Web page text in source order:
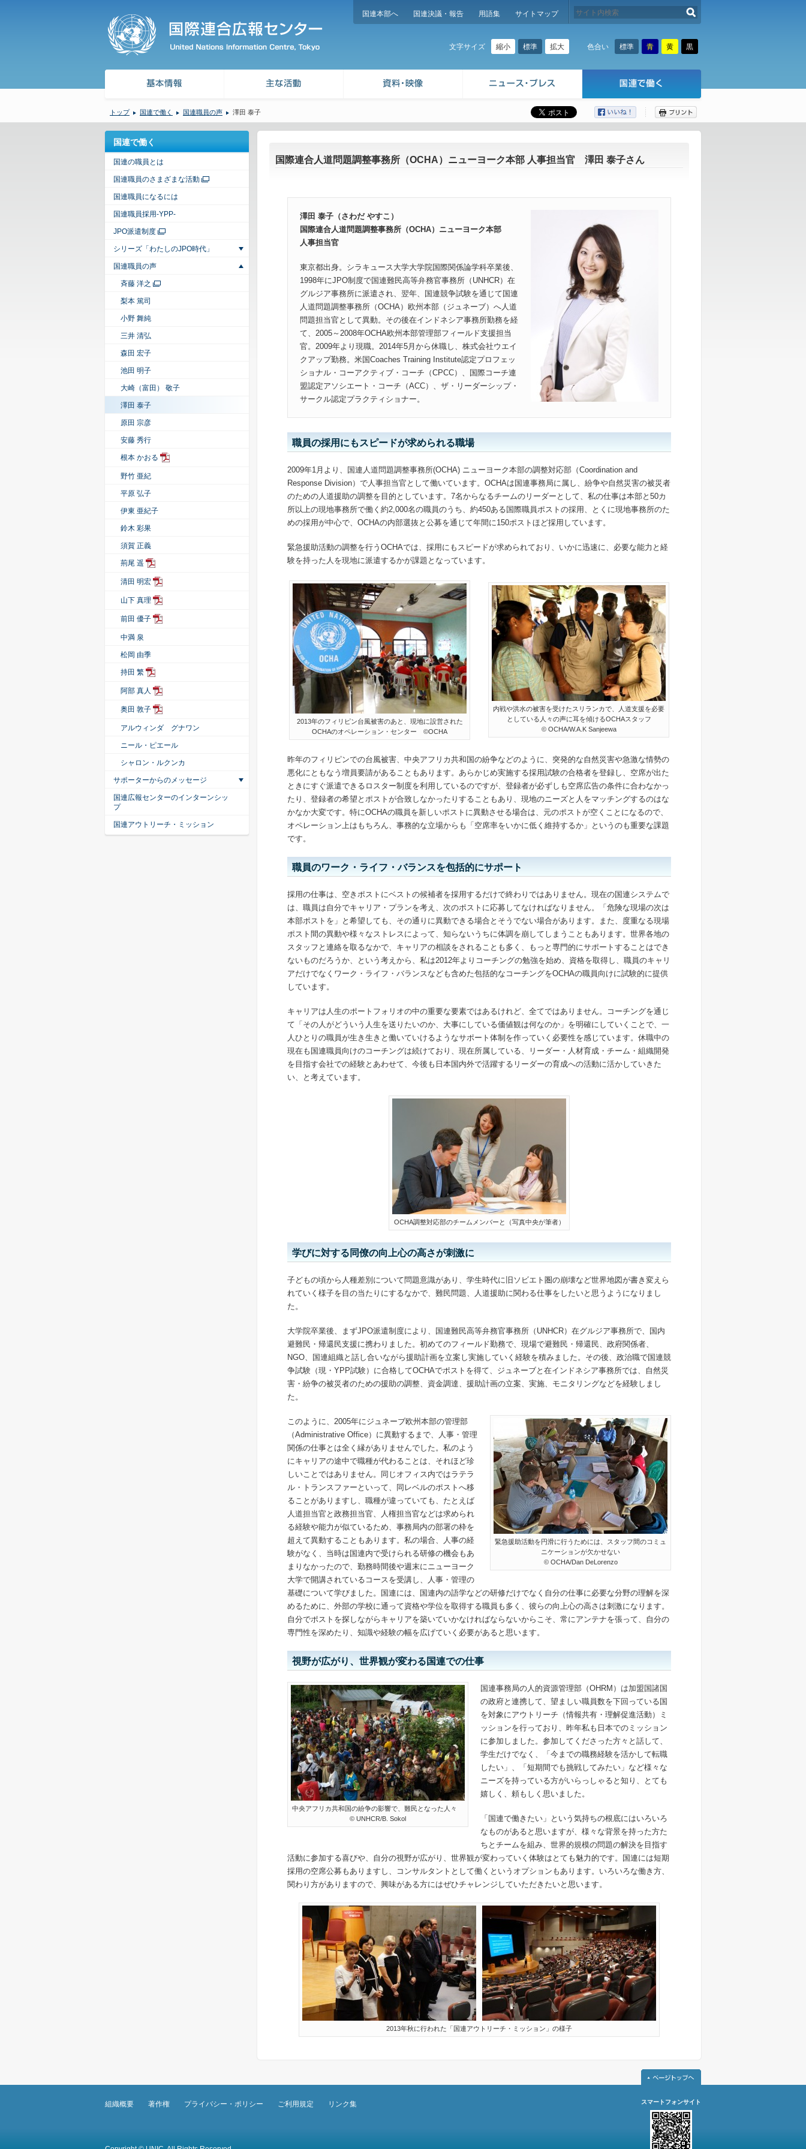
国連本部へ 国連決議・報告 用語集 サイトマップ
文字サイズ 縮小 標準 拡大 色合い 標準 青 黄 黒
トップ 国連で働く 国連職員の声 澤田 泰子
国際連合人道問題調整事務所（OCHA）ニューヨーク本部 人事担当官 澤田 泰子さん
澤田 泰子（さわだ やすこ）
国際連合人道問題調整事務所（OCHA）ニューヨーク本部
人事担当官
東京都出身。シラキュース大学大学院国際関係論学科卒業後、
1998年にJPO制度で国連難民高等弁務官事務所（UNHCR）在
グルジア事務所に派遣され、翌年、国連競争試験を通じて国連
人道問題調整事務所（OCHA）欧州本部（ジュネーブ）へ人道
問題担当官として異動。その後在インドネシア事務所勤務を経
て、2005～2008年OCHA欧州本部管理部フィールド支援担当
官。2009年より現職。2014年5月から休職し、株式会社ウエイ
クアップ勤務。米国Coaches Training Institute認定プロフェッ
ショナル・コーアクティブ・コーチ（CPCC）、国際コーチ連
盟認定アソシエート・コーチ（ACC）、ザ・リーダーシップ・
サークル認定プラクティショナー。
職員の採用にもスピードが求められる職場
2009年1月より、国連人道問題調整事務所(OCHA) ニューヨーク本部の調整対応部（Coordination and
Response Division）で人事担当官として働いています。OCHAは国連事務局に属し、紛争や自然災害の被災者
のための人道援助の調整を目的としています。7名からなるチームのリーダーとして、私の仕事は本部と50カ
所以上の現地事務所で働く約2,000名の職員のうち、約450ある国際職員ポストの採用、とくに現地事務所のた
めの採用が中心で、OCHAの内部選抜と公募を通じて年間に150ポストほど採用しています。
緊急援助活動の調整を行うOCHAでは、採用にもスピードが求められており、いかに迅速に、必要な能力と経
験を持った人を現地に派遣するかが課題となっています。
2013年のフィリピン台風被害のあと、現地に設営された
OCHAのオペレーション・センター ©OCHA
内戦や洪水の被害を受けたスリランカで、人道支援を必要
としている人々の声に耳を傾けるOCHAスタッフ
© OCHA/W.A.K Sanjeewa
昨年のフィリピンでの台風被害、中央アフリカ共和国の紛争などのように、突発的な自然災害や急激な情勢の
悪化にともなう増員要請があることもあります。あらかじめ実施する採用試験の合格者を登録し、空席が出た
ときにすぐ派遣できるロスター制度を利用しているのですが、登録者が必ずしも空席広告の条件に合わなかっ
たり、登録者の希望とポストが合致しなかったりすることもあり、現地のニーズと人をマッチングするのはな
かなか大変です。特にOCHAの職員を新しいポストに異動させる場合は、元のポストが空くことになるので、
オペレーション上はもちろん、事務的な立場からも「空席率をいかに低く維持するか」というのも重要な課題
です。
職員のワーク・ライフ・バランスを包括的にサポート
採用の仕事は、空きポストにベストの候補者を採用するだけで終わりではありません。現在の国連システムで
は、職員は自分でキャリア・プランを考え、次のポストに応募してなければなりません。「危険な現場の次は
本部ポストを」と希望しても、その通りに異動できる場合とそうでない場合があります。また、度重なる現場
ポスト間の異動や様々なストレスによって、知らないうちに体調を崩してしまうこともあります。世界各地の
スタッフと連絡を取るなかで、キャリアの相談をされることも多く、もっと専門的にサポートすることはでき
ないものだろうか、という考えから、私は2012年よりコーチングの勉強を始め、資格を取得し、職員のキャリ
アだけでなくワーク・ライフ・バランスなども含めた包括的なコーチングをOCHAの職員向けに試験的に提供
しています。
キャリアは人生のポートフォリオの中の重要な要素ではあるけれど、全てではありません。コーチングを通じ
て「その人がどういう人生を送りたいのか、大事にしている価値観は何なのか」を明確にしていくことで、一
人ひとりの職員が生き生きと働いていけるようなサポート体制を作っていく必要性を感じています。休職中の
現在も国連職員向けのコーチングは続けており、現在所属している、リーダー・人材育成・チーム・組織開発
を目指す会社での経験とあわせて、今後も日本国内外で活躍するリーダーの育成への活動に活かしていきた
い、と考えています。
OCHA調整対応部のチームメンバーと（写真中央が筆者）
学びに対する同僚の向上心の高さが刺激に
子どもの頃から人種差別について問題意識があり、学生時代に旧ソビエト圏の崩壊など世界地図が書き変えら
れていく様子を目の当たりにするなかで、難民問題、人道援助に関わる仕事をしたいと思うようになりまし
た。
大学院卒業後、まずJPO派遣制度により、国連難民高等弁務官事務所（UNHCR）在グルジア事務所で、国内
避難民・帰還民支援に携わりました。初めてのフィールド勤務で、現場で避難民・帰還民、政府関係者、
NGO、国連組織と話し合いながら援助計画を立案し実施していく経験を積みました。その後、政治職で国連競
争試験（現・YPP試験）に合格してOCHAでポストを得て、ジュネーブと在インドネシア事務所では、自然災
害・紛争の被災者のための援助の調整、資金調達、援助計画の立案、実施、モニタリングなどを経験しまし
た。
緊急援助活動を円滑に行うためには、スタッフ間のコミュ
ニケーションが欠かせない
© OCHA/Dan DeLorenzo
このように、2005年にジュネーブ欧州本部の管理部
（Administrative Office）に異動するまで、人事・管理
関係の仕事とは全く縁がありませんでした。私のよう
にキャリアの途中で職種が代わることは、それほど珍
しいことではありません。同じオフィス内ではラテラ
ル・トランスファーといって、同レベルのポストへ移
ることがありますし、職種が違っていても、たとえば
人道担当官と政務担当官、人権担当官などは求められ
る経験や能力が似ているため、事務局内の部署の枠を
超えて異動することもあります。私の場合、人事の経
験がなく、当時は国連内で受けられる研修の機会もあ
まりなかったので、勤務時間後や週末にニューヨーク
大学で開講されているコースを受講し、人事・管理の
基礎について学びました。国連には、国連内の語学などの研修だけでなく自分の仕事に必要な分野の理解を深
めるために、外部の学校に通って資格や学位を取得する職員も多く、彼らの向上心の高さは刺激になります。
自分でポストを探しながらキャリアを築いていかなければならないからこそ、常にアンテナを張って、自分の
専門性を深めたり、知識や経験の幅を広げていく必要があると思います。
視野が広がり、世界観が変わる国連での仕事
中央アフリカ共和国の紛争の影響で、難民となった人々
© UNHCR/B. Sokol
国連事務局の人的資源管理部（OHRM）は加盟国諸国
の政府と連携して、望ましい職員数を下回っている国
を対象にアウトリーチ（情報共有・理解促進活動）ミ
ッションを行っており、昨年私も日本でのミッション
に参加しました。参加してくださった方々と話して、
学生だけでなく、「今までの職務経験を活かして転職
したい」、「短期間でも挑戦してみたい」など様々な
ニーズを持っている方がいらっしゃると知り、とても
嬉しく、頼もしく思いました。
「国連で働きたい」という気持ちの根底にはいろいろ
なものがあると思いますが、様々な背景を持った方た
ちとチームを組み、世界的規模の問題の解決を目指す
活動に参加する喜びや、自分の視野が広がり、世界観が変わっていく体験はとても魅力的です。国連には短期
採用の空席公募もありますし、コンサルタントとして働くというオプションもあります。いろいろな働き方、
関わり方がありますので、興味がある方にはぜひチャレンジしていただきたいと思います。
2013年秋に行われた「国連アウトリーチ・ミッション」の様子
国連で働く
国連の職員とは
国連職員のさまざまな活動
国連職員になるには
国連職員採用-YPP-
JPO派遣制度
シリーズ「わたしのJPO時代」
国連職員の声
斉藤 洋之
梨本 篤司
小野 舞純
三井 清弘
森田 宏子
池田 明子
大崎（富田） 敬子
澤田 泰子
原田 宗彦
安藤 秀行
根本 かおる
野竹 亜紀
平原 弘子
伊東 亜紀子
鈴木 彩果
須賀 正義
荊尾 遥
清田 明宏
山下 真理
前田 優子
中満 泉
松岡 由季
持田 繁
阿部 真人
奥田 敦子
アルウィンダ グナワン
ニール・ピエール
シャロン・ルクンカ
サポーターからのメッセージ
国連広報センターのインターンシッ
プ
国連アウトリーチ・ミッション
組織概要 著作権 プライバシー・ポリシー ご利用規定 リンク集 スマートフォンサイト